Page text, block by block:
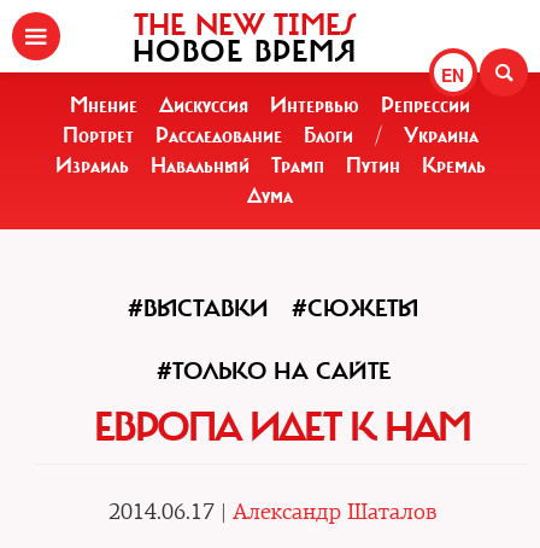
EN
THE NEW TIMES
НОВОЕ ВРЕМЯ
Мнение Дискуссия Интервью
Репрессии
Портрет
Расследование Блоги /
Украина
Израиль
Навальный Трамп Путин
Кремль
Дума
#ВЫСТАВКИ #СЮЖЕТЫ
#ТОЛЬКО НА САЙТЕ
ЕВРОПА ИДЕТ К НАМ
2014.06.17 | Александр Шаталов